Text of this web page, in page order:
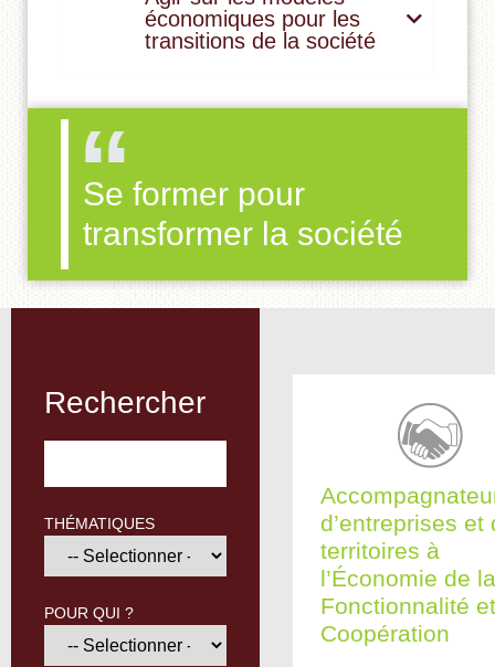
économiques pour les
transitions de la société
Se former pour
transformer la société
Rechercher
THÉMATIQUES
POUR QUI ?
d’entreprises et
territoires à
l’Économie de la
Fonctionnalité
Coopération